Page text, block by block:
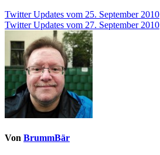
Beitragsnavigation
Twitter Updates vom 25. September 2010
Twitter Updates vom 27. September 2010
Von BrummBär